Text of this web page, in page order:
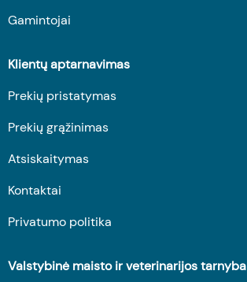
Gamintojai
Klientų aptarnavimas
Prekių pristatymas
Prekių grąžinimas
Atsiskaitymas
Kontaktai
Privatumo politika
Valstybinė maisto ir veterinarijos tarnyba